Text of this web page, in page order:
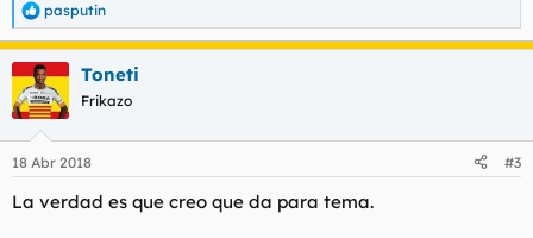
R
e
a
c
c
i
e
:
pasputin
Toneti
Frikazo
18 Abr 2018 #3
La verdad es que creo que da para tema.